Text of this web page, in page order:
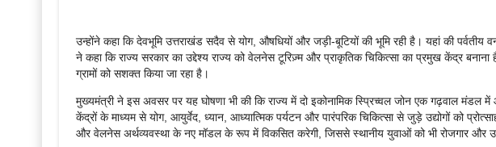
उन्होंने कहा कि देवभूमि उत्तराखंड सदैव से योग, औषधियों और जड़ी-बूटियों की भूमि रही है। यहां की
ने कहा कि राज्य सरकार का उद्देश्य राज्य को वेलनेस टूरिज़्म और प्राकृतिक चिकित्सा का प्रमुख केंद्र
ग्रामों को सशक्त किया जा रहा है।
मुख्यमंत्री ने इस अवसर पर यह घोषणा भी की कि राज्य में दो इकोनामिक स्प्रिच्वल जोन एक गढ़वाल
केंद्रों के माध्यम से योग, आयुर्वेद, ध्यान, आध्यात्मिक पर्यटन और पारंपरिक चिकित्सा से जुड़े उद्योगों को
और वेलनेस अर्थव्यवस्था के नए मॉडल के रूप में विकसित करेगी, जिससे स्थानीय युवाओं को भी रोजगार और